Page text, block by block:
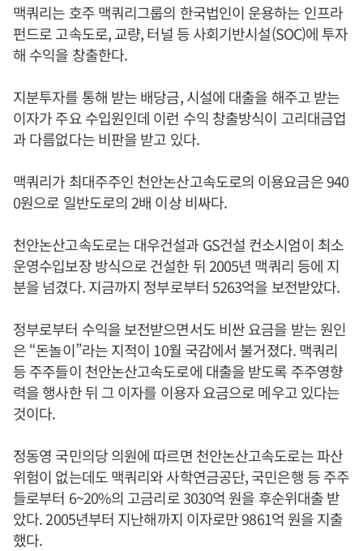
맥쿼리는 호주 맥쿼리그룹의 한국법인이 운용하는 인프라
펀드로 고속도로, 교량, 터널 등 사회기반시설(SOC)에 투자
해 수익을 창출한다.
지분투자를 통해 받는 배당금, 시설에 대출을 해주고 받는
이자가 주요 수입원인데 이런 수익 창출방식이 고리대금업
과 다름없다는 비판을 받고 있다.
맥쿼리가 최대주주인 천안논산고속도로의 이용요금은 940
0원으로 일반도로의 2배 이상 비싸다.
천안논산고속도로는 대우건설과 GS건설 컨소시엄이 최소
운영수입보장 방식으로 건설한 뒤 2005년 맥쿼리 등에 지
분을 넘겼다. 지금까지 정부로부터 5263억을 보전받았다.
정부로부터 수익을 보전받으면서도 비싼 요금을 받는 원인
은 “돈놀이”라는 지적이 10월 국감에서 불거졌다. 맥쿼리
등 주주들이 천안논산고속도로에 대출을 받도록 주주영향
력을 행사한 뒤 그 이자를 이용자 요금으로 메우고 있다는
것이다.
정동영 국민의당 의원에 따르면 천안논산고속도로는 파산
위험이 없는데도 맥쿼리와 사학연금공단, 국민은행 등 주주
들로부터 6~20%의 고금리로 3030억 원을 후순위대출 받
았다. 2005년부터 지난해까지 이자로만 9861억 원을 지출
했다.